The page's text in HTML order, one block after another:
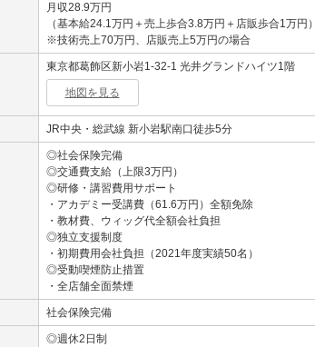
月収28.9万円
（基本給24.1万円＋売上歩合3.8万円＋店販歩合1万円）
※技術売上70万円、店販売上5万円の場合
東京都葛飾区新小岩1-32-1 光井グランドハイツ1階
地図を見る
JR中央・総武線 新小岩駅南口徒歩5分
◎社会保険完備
◎交通費支給（上限3万円）
◎研修・講習費用サポート
・アカデミー受講費（61.6万円）全額免除
・教材費、ウィッグ代全額会社負担
◎独立支援制度
・初期費用会社負担（2021年度実績50名）
◎受動喫煙防止措置
・全店舗全面禁煙
社会保険完備
◎週休2日制